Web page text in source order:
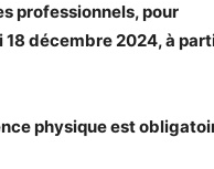
professionnels, pour
18 décembre 2024, à
physique est